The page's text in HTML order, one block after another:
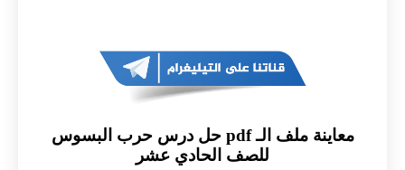
معاينة ملف الـ pdf حل درس حرب البسوس
للصف الحادي عشر